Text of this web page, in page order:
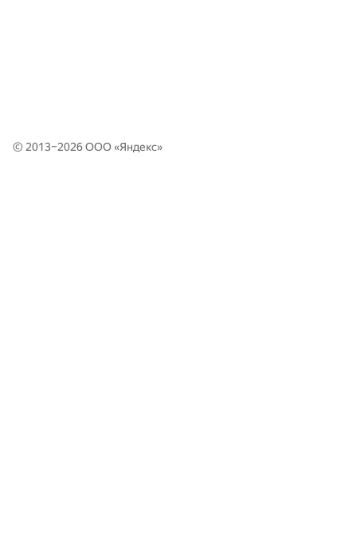
© 2013–2026 ООО «Яндекс»